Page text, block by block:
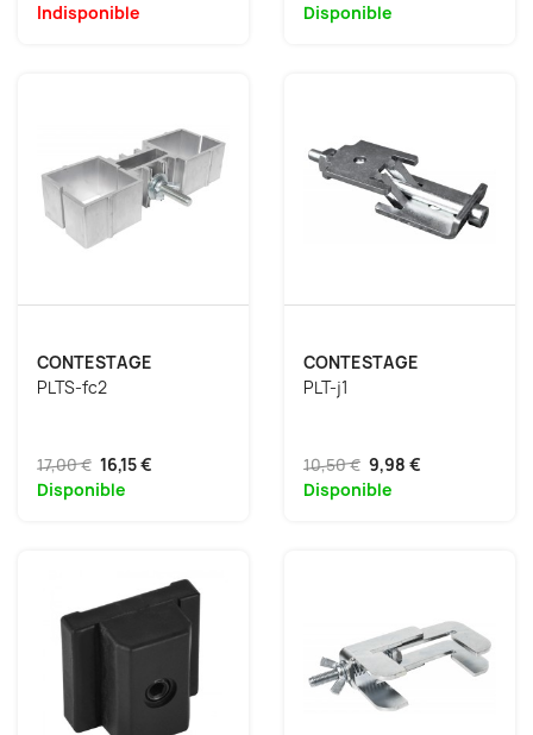
Indisponible
Disponible
CONTESTAGE
PLTS-fc2
17,00 € 16,15 €
Disponible
CONTESTAGE
PLT-j1
10,50 € 9,98 €
Disponible